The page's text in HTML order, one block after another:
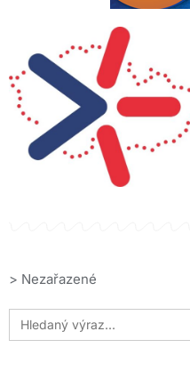
> Nezařazené
Search
for: